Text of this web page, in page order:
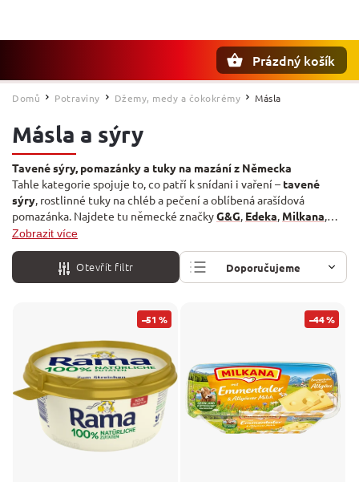
Prázdný košík
Domů / Potraviny / Džemy, medy a čokokrémy / Másla
Másla a sýry
Tavené sýry, pomazánky a tuky na mazání z Německa
Tahle kategorie spojuje to, co patří k snídani i vaření – tavené
sýry, rostlinné tuky na chléb a pečení a oblíbená arašídová
pomazánka. Najdete tu německé značkyG&G, Edeka, Milkana,
RamaiLätta
medy a čokokrémya čerstvéMléko a smetana.
Zobrazit více
Doporučujeme
Nejprodávanější
Abecedně
Otevřít filtr
–51 % –44 %